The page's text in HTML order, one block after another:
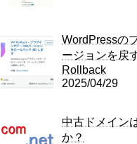
WordPressの
ージョンを戻
Rollback
2025/04/29
中古ドメイン
か？